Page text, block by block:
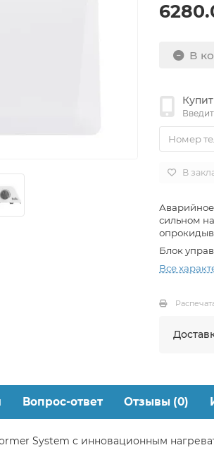
В
В
сильном
Блок
Все
Вопрос-ответ Отзывы (0)
System с инновационным